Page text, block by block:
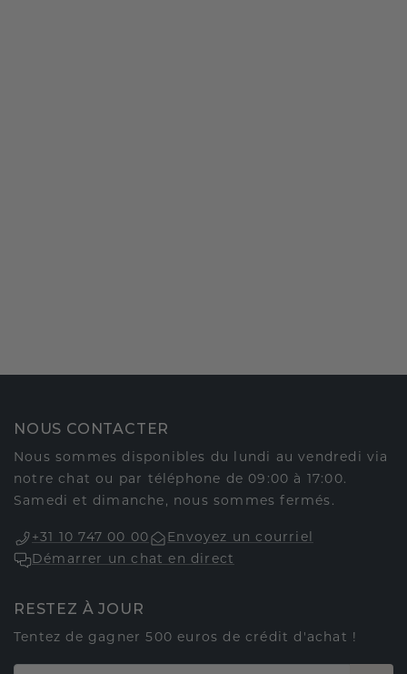
NOUS CONTACTER
Nous sommes disponibles du lundi au vendredi via
notre chat ou par téléphone de 09:00 à 17:00.
Samedi et dimanche, nous sommes fermés.
+31 10 747 00 00
Envoyez un courriel
Démarrer un chat en direct
RESTEZ À JOUR
Tentez de gagner 500 euros de crédit d'achat !